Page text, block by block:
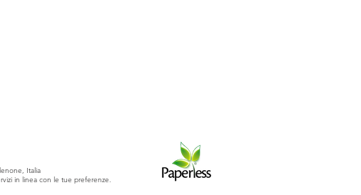
Italia
in linea con le tue preferenze.